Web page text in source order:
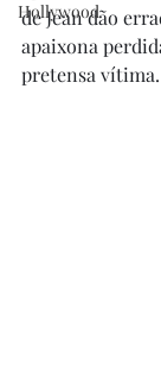
Hollywood
de Jean dão
apaixona
pretensa vítima.